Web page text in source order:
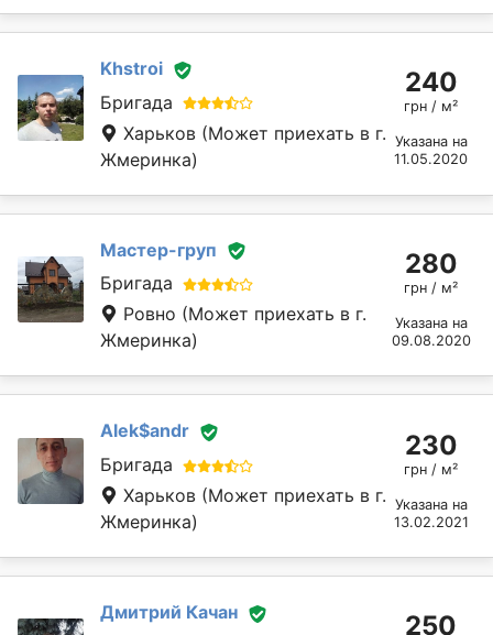
Khstroi
Бригада
Харьков (Может приехать в г.
Жмеринка)
240
грн / м²
Указана на
11.05.2020
Мастер-груп
Бригада
Ровно (Может приехать в г.
Жмеринка)
280
грн / м²
Указана на
09.08.2020
Alek$andr
Бригада
Харьков (Может приехать в г.
Жмеринка)
230
грн / м²
Указана на
13.02.2021
Дмитрий Качан
250